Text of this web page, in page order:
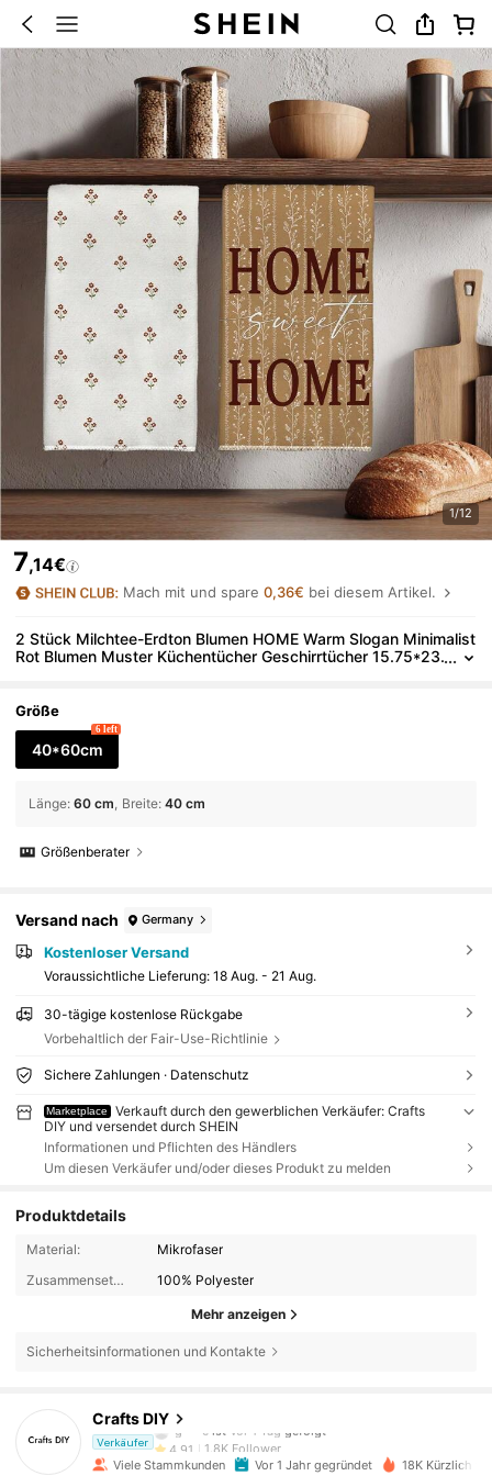
1/12
7,14€
Mach mit und spare0,36€ bei diesem Artikel.
2 Stück Milchtee-Erdton Blumen HOME Warm Slogan Minimalist
Rot Blumen Muster Küchentücher Geschirrtücher 15.75*23.
dtücher, Geschirrtücher, Heimdekoration, Küchendekoration Ha
ndtücher Küchenzubehör Maschinenwaschbar Reinigungsartik
el Geeignet für Restaurant Küche Badezimmer Heimdekoration
und Geschenke Alle Jahreszeiten
Größe
40*60cm
6 left
Länge: 60 cm Breite: 40 cm
Größenberater
Versand nach Germany
Kostenloser Versand
Voraussichtliche Lieferung: 18 Aug. - 21 Aug.
30-tägige kostenlose Rückgabe
Vorbehaltlich der Fair-Use-Richtlinie
Sichere Zahlungen · Datenschutz
Marketplace
Verkauft durch den gewerblichen Verkäufer: Crafts
DIY und versendet durch SHEIN
Informationen und Pflichten des Händlers
Um diesen Verkäufer und/oder dieses Produkt zu melden
Produktdetails
Material:
Mikrofaser
Zusammensetzung:
100% Polyester
Mehr anzeigen
Sicherheitsinformationen und Kontakte
Crafts DIY
Verkäufer
g***c
4,91
1.8K Follower
Viele Stammkunden Vor 1 Jahr gegründet 18K Kürzlich